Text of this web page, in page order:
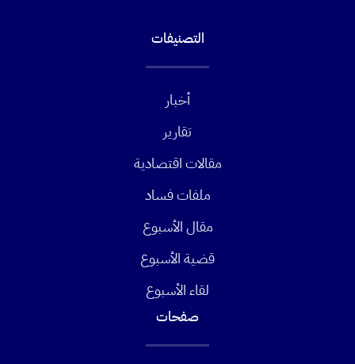
التصنيفات
أخبار
تقارير
مقالات اقتصادية
ملفات فساد
مقال الأسبوع
قضية الأسبوع
لقاء الأسبوع
صفحات